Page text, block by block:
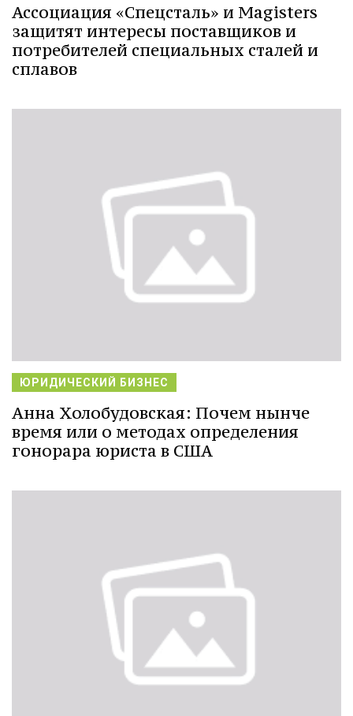
Ассоциация «Спецсталь» и Magisters
защитят интересы поставщиков и
потребителей специальных сталей и
сплавов
ЮРИДИЧЕСКИЙ БИЗНЕС
Анна Холобудовская: Почем нынче
время или о методах определения
гонорара юриста в США